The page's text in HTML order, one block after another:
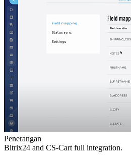
Penerangan
Bitrix24 and CS-Cart full integration.